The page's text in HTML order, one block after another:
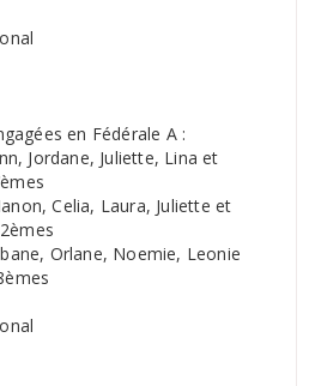
en Fédérale A :
Jordane, Juliette, Lina et
Celia, Laura, Juliette et
Orlane, Noemie, Leonie